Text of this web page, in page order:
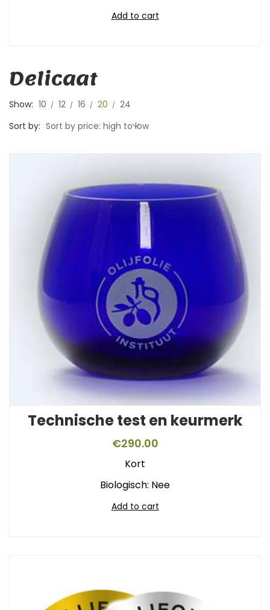
Add to cart
Delicaat
Show: 10 12 16 20
24
Sort by: Sort by price: high to low
Technische test en keurmerk
€290.00
Kort
Biologisch: Nee
Add to cart